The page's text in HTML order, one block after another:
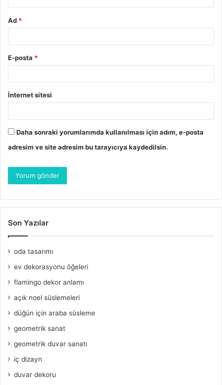
Ad *
E-posta *
İnternet sitesi
Daha sonraki yorumlarımda kullanılması için adım, e-posta
adresim ve site adresim bu tarayıcıya kaydedilsin.
Son Yazılar
oda tasarımı
ev dekorasyonu öğeleri
flamingo dekor anlamı
açık noel süslemeleri
düğün için araba süsleme
geometrik sanat
geometrik duvar sanatı
iç dizayn
duvar dekoru